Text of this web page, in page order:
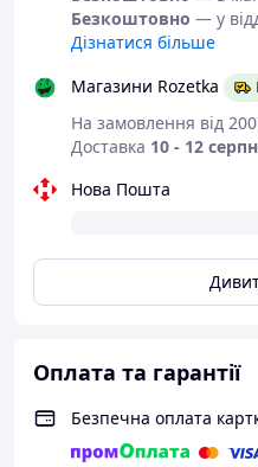
серії "
Взуття відRestime,
особливої реклами.
За кілька років
за ціну. І якщо Ви
гардеробі взуття
неодмінно
більш нове.
Restimeце сучасне
Безкоштовно — у
Дізнатися більше
Магазини Rozetka
На замовлення від
Доставка 10 - 12
Нова Пошта
Оплата та гарантії
Безпечна оплата